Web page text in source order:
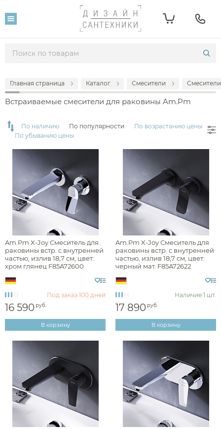
Главная страница Каталог Смесители
Встраиваемые смесители для раковины Am.Pm
Фильтр
16 590 29 790
Производитель
Am.Pm
Наличие
есть в наличии
хром
черный
Фактура
глянцевая
По наличию По популярности
По возрастанию цены
По убыванию цены
Am.Pm X-Joy Смеситель для
раковины встр. с внутренней
частью, излив 18,7 см, цвет:
хром глянец F85A72600
Под заказ 100 дней
16 590 руб.
В корзину
Am.Pm X-Joy Смеситель для
раковины встр. с внутренней
частью, излив 18,7 см, цвет:
черный мат. F85A72622
Наличие:1 шт.
17 890 руб.
В корзину